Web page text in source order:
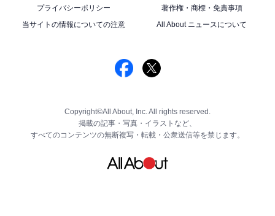
プライバシーポリシー
著作権・商標・免責事項
当サイトの情報についての注意
All About ニュースについて
Copyright©All About, Inc. All rights reserved.
掲載の記事・写真・イラストなど、
すべてのコンテンツの無断複写・転載・公衆送信等を禁じます。